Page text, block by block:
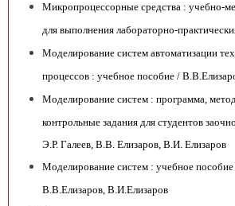
Микропроцессорные средства : учебно-
для выполнения лабораторно-
Моделирование систем автоматизации
процессов : учебное пособие /
Моделирование систем : программа,
контрольные задания для студентов
Э.Р. Галеев, В.В. Елизаров, В.И. Елизаров
Моделирование систем : учебное пособие
В.В.Елизаров, В.И.Елизаров